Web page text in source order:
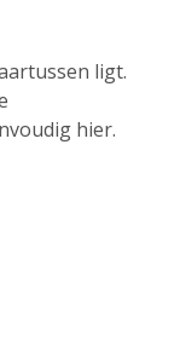
ligt.
hier.